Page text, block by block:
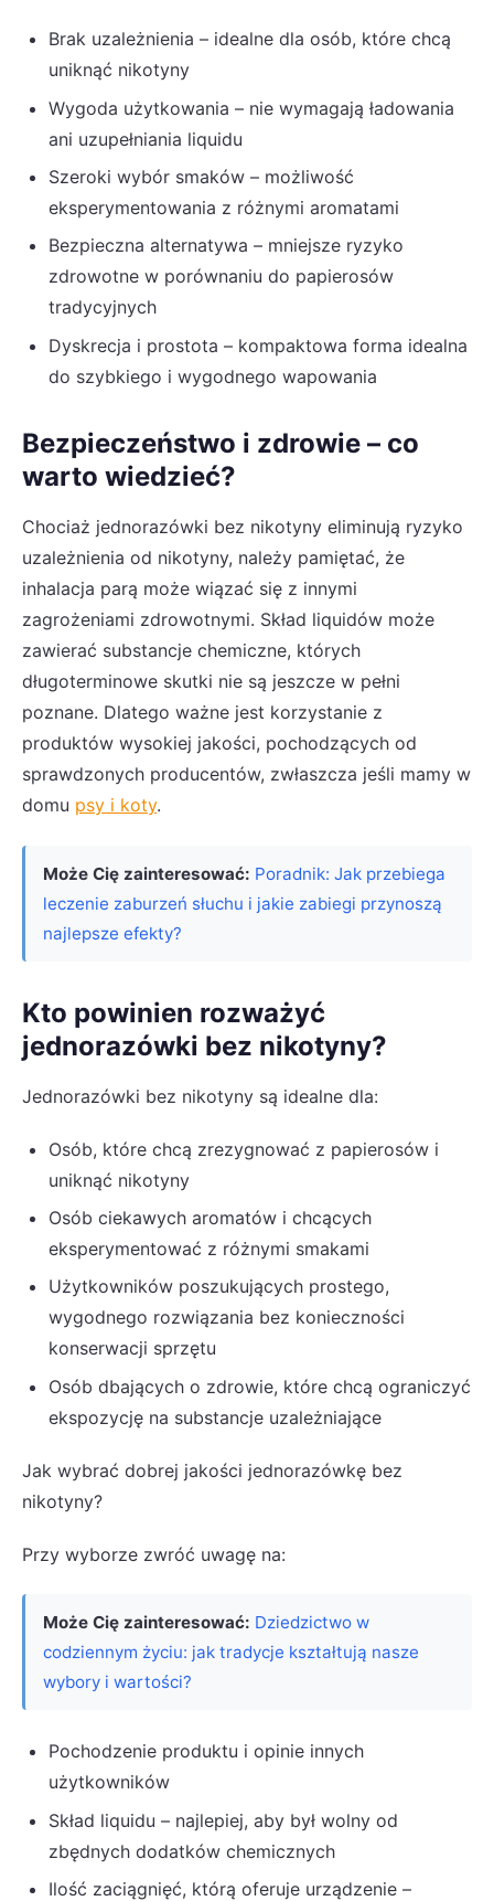
Brak uzależnienia – idealne dla osób, które chcą
uniknąć nikotyny
Wygoda użytkowania – nie wymagają ładowania
ani uzupełniania liquidu
Szeroki wybór smaków – możliwość
eksperymentowania z różnymi aromatami
Bezpieczna alternatywa – mniejsze ryzyko
zdrowotne w porównaniu do papierosów
tradycyjnych
Dyskrecja i prostota – kompaktowa forma idealna
do szybkiego i wygodnego wapowania
Bezpieczeństwo i zdrowie – co
warto wiedzieć?
Chociaż jednorazówki bez nikotyny eliminują ryzyko
uzależnienia od nikotyny, należy pamiętać, że
inhalacja parą może wiązać się z innymi
zagrożeniami zdrowotnymi. Skład liquidów może
zawierać substancje chemiczne, których
długoterminowe skutki nie są jeszcze w pełni
poznane. Dlatego ważne jest korzystanie z
produktów wysokiej jakości, pochodzących od
sprawdzonych producentów, zwłaszcza jeśli mamy w
domu psy i koty.
Może Cię zainteresować: Poradnik: Jak przebiega
leczenie zaburzeń słuchu i jakie zabiegi przynoszą
najlepsze efekty?
Kto powinien rozważyć
jednorazówki bez nikotyny?
Jednorazówki bez nikotyny są idealne dla:
Osób, które chcą zrezygnować z papierosów i
uniknąć nikotyny
Osób ciekawych aromatów i chcących
eksperymentować z różnymi smakami
Użytkowników poszukujących prostego,
wygodnego rozwiązania bez konieczności
konserwacji sprzętu
Osób dbających o zdrowie, które chcą ograniczyć
ekspozycję na substancje uzależniające
Jak wybrać dobrej jakości jednorazówkę bez
nikotyny?
Przy wyborze zwróć uwagę na:
Może Cię zainteresować: Dziedzictwo w
codziennym życiu: jak tradycje kształtują nasze
wybory i wartości?
Pochodzenie produktu i opinie innych
użytkowników
Skład liquidu – najlepiej, aby był wolny od
zbędnych dodatków chemicznych
Ilość zaciągnięć, którą oferuje urządzenie –